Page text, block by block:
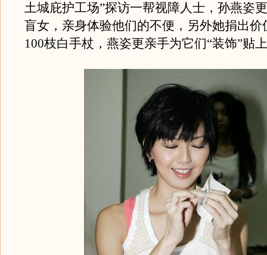
土城庇护工场”探访一帮视障人士，孙燕姿
盲女，亲身体验他们的不便，另外她捐出价
100枝白手杖，燕姿更亲手为它们“装饰”贴